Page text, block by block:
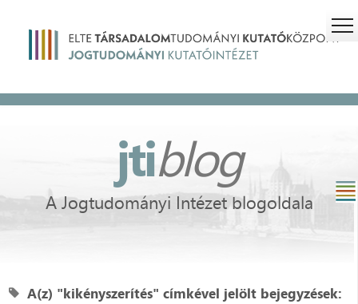
jtiblog
A Jogtudományi Intézet blogoldala
A(z) "kikényszerítés" címkével jelölt bejegyzések: